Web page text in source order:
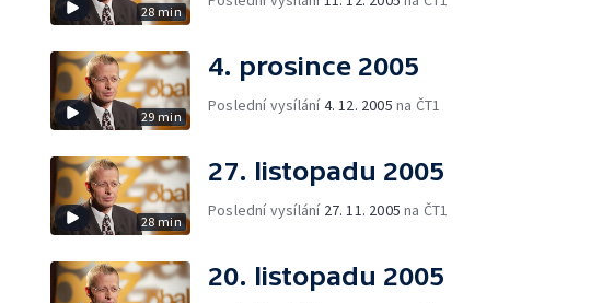
28 min
29 min
4. prosince 2005
Poslední vysílání4. 12. 2005 na ČT1
28 min
27. listopadu 2005
Poslední vysílání 27. 11. 2005 na ČT1
20. listopadu 2005